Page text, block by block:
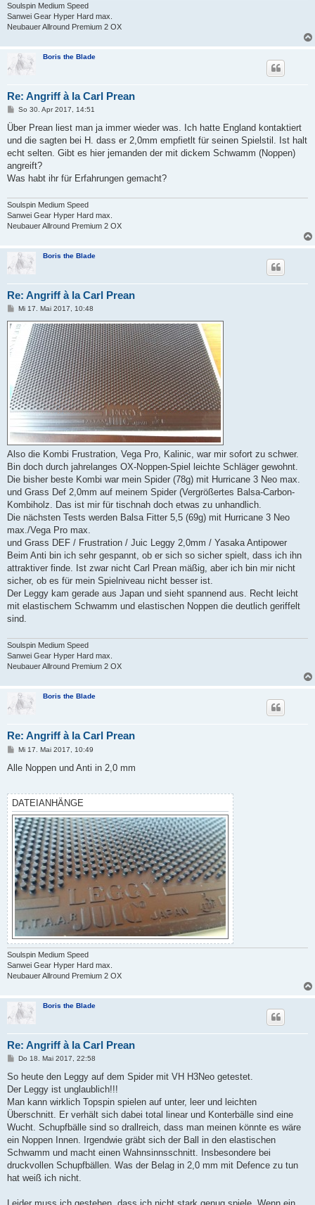
Soulspin Medium Speed
Sanwei Gear Hyper Hard max.
Neubauer Allround Premium 2 OX
Boris the Blade
Re: Angriff à la Carl Prean
B
i
r
a
So 30. Apr 2017, 14:51
Über Prean liest man ja immer wieder was. Ich hatte England kontaktiert
und die sagten bei H. dass er 2,0mm empfietlt für seinen Spielstil. Ist halt
echt selten. Gibt es hier jemanden der mit dickem Schwamm (Noppen)
angreift?
Was habt ihr für Erfahrungen gemacht?
Soulspin Medium Speed
Sanwei Gear Hyper Hard max.
Neubauer Allround Premium 2 OX
Boris the Blade
Re: Angriff à la Carl Prean
B
i
t
r
Mi 17. Mai 2017, 10:48
Also die Kombi Frustration, Vega Pro, Kalinic, war mir sofort zu schwer.
Bin doch durch jahrelanges OX-Noppen-Spiel leichte Schläger gewohnt.
Die bisher beste Kombi war mein Spider (78g) mit Hurricane 3 Neo max.
und Grass Def 2,0mm auf meinem Spider (Vergrößertes Balsa-Carbon-
Kombiholz. Das ist mir für tischnah doch etwas zu unhandlich.
Die nächsten Tests werden Balsa Fitter 5,5 (69g) mit Hurricane 3 Neo
max./Vega Pro max.
und Grass DEF / Frustration / Juic Leggy 2,0mm / Yasaka Antipower
Beim Anti bin ich sehr gespannt, ob er sich so sicher spielt, dass ich ihn
attraktiver finde. Ist zwar nicht Carl Prean mäßig, aber ich bin mir nicht
sicher, ob es für mein Spielniveau nicht besser ist.
Der Leggy kam gerade aus Japan und sieht spannend aus. Recht leicht
mit elastischem Schwamm und elastischen Noppen die deutlich geriffelt
sind.
Soulspin Medium Speed
Sanwei Gear Hyper Hard max.
Neubauer Allround Premium 2 OX
Boris the Blade
Re: Angriff à la Carl Prean
B
i
g
Mi 17. Mai 2017, 10:49
Alle Noppen und Anti in 2,0 mm
DATEIANHÄNGE
Soulspin Medium Speed
Sanwei Gear Hyper Hard max.
Neubauer Allround Premium 2 OX
Boris the Blade
Re: Angriff à la Carl Prean
B
i
r
a
Do 18. Mai 2017, 22:58
So heute den Leggy auf dem Spider mit VH H3Neo getestet.
Der Leggy ist unglaublich!!!
Man kann wirklich Topspin spielen auf unter, leer und leichten
Überschnitt. Er verhält sich dabei total linear und Konterbälle sind eine
Wucht. Schupfbälle sind so drallreich, dass man meinen könnte es wäre
ein Noppen Innen. Irgendwie gräbt sich der Ball in den elastischen
Schwamm und macht einen Wahnsinnsschnitt. Insbesondere bei
druckvollen Schupfbällen. Was der Belag in 2,0 mm mit Defence zu tun
hat weiß ich nicht.